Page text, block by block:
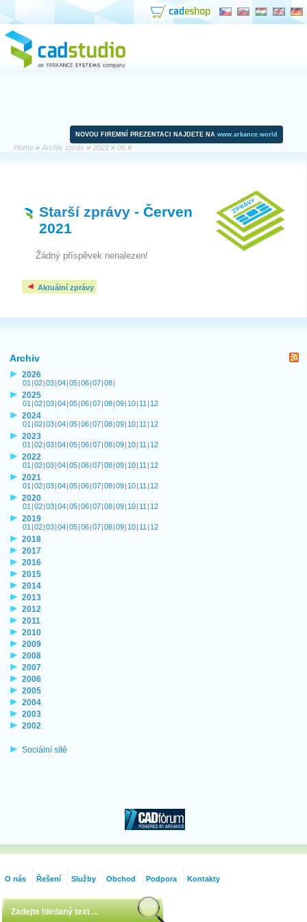
NOVOU FIREMNÍ PREZENTACI NAJDETE NA www.arkance.world
Home » Archiv zpráv » 2021 » 06 »
Starší zprávy - Červen
2021
Žádný příspěvek nenalezen!
Aktuální zprávy
Archiv
2026
01 |02|03|04|05|06|07|08|
2025
01 |02|03|04|05|06|07|08|09| 10| 11 | 12
2024
01 |02|03|04|05|06|07|08|09| 10| 11 | 12
2023
01 |02|03|04|05|06|07|08|09| 10| 11 | 12
2022
01 |02|03|04|05|06|07|08|09| 10| 11 | 12
2021
01 |02|03|04|05|06|07|08|09| 10| 11 | 12
2020
01 |02|03|04|05|06|07|08|09| 10| 11 | 12
2019
01 |02|03|04|05|06|07|08|09| 10| 11 | 12
2018
2017
2016
2015
2014
2013
2012
2011
2010
2009
2008
2007
2006
2005
2004
2003
2002
Sociální sítě
O nás Řešení Služby Obchod Podpora Kontakty